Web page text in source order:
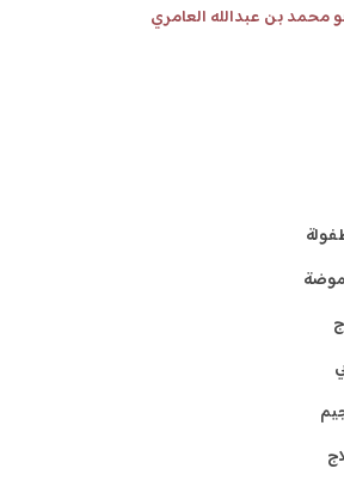
محمد بن عبدالله العامري